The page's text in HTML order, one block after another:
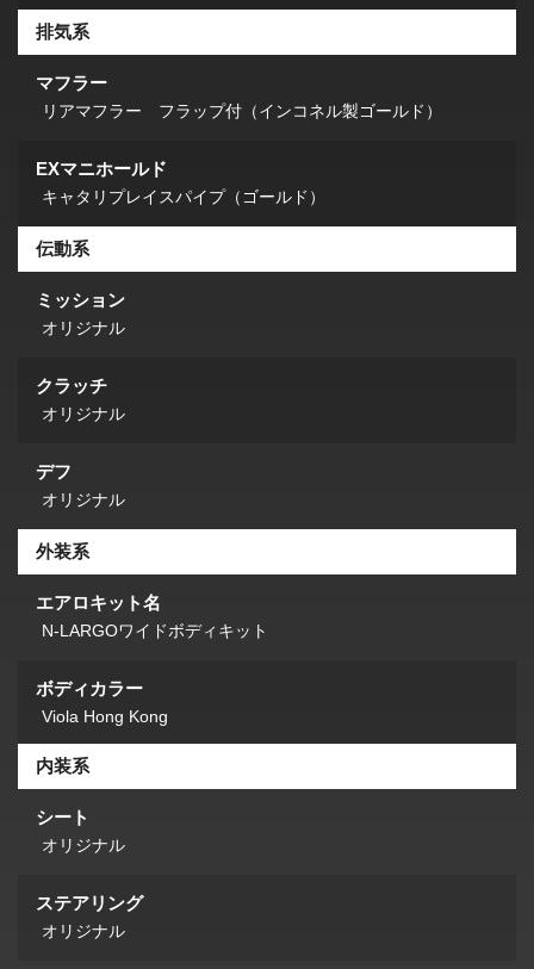
排気系
マフラー
リアマフラー フラップ付（インコネル製ゴールド）
EXマニホールド
キャタリプレイスパイプ（ゴールド）
伝動系
ミッション
オリジナル
クラッチ
オリジナル
デフ
オリジナル
外装系
エアロキット名
N-LARGOワイドボディキット
ボディカラー
Viola Hong Kong
内装系
シート
オリジナル
ステアリング
オリジナル